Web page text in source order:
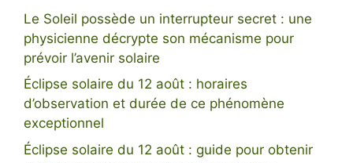
Le Soleil possède un interrupteur secret : une
physicienne décrypte son mécanisme pour
prévoir l’avenir solaire
Éclipse solaire du 12 août : horaires
d’observation et durée de ce phénomène
exceptionnel
Éclipse solaire du 12 août : guide pour obtenir